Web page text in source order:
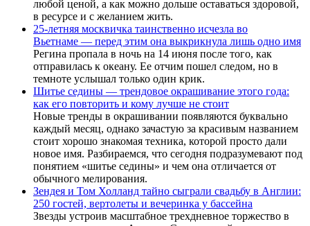
любой ценой, а как можно дольше оставаться здоровой,
в ресурсе и с желанием жить.
25-летняя москвичка таинственно исчезла во
Вьетнаме — перед этим она выкрикнула лишь одно имя
Регина пропала в ночь на 14 июня после того, как
отправилась к океану. Ее отчим пошел следом, но в
темноте услышал только один крик.
Шитье седины — трендовое окрашивание этого года:
как его повторить и кому лучше не стоит
Новые тренды в окрашивании появляются буквально
каждый месяц, однако зачастую за красивым названием
стоит хорошо знакомая техника, которой просто дали
новое имя. Разбираемся, что сегодня подразумевают под
понятием «шитье седины» и чем она отличается от
обычного мелирования.
Зендея и Том Холланд тайно сыграли свадьбу в Англии:
250 гостей, вертолеты и вечеринка у бассейна
Звезды устроив масштабное трехдневное торжество в